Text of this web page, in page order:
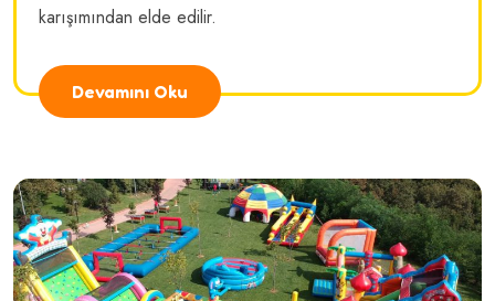
karışımından elde edilir.
Devamını Oku